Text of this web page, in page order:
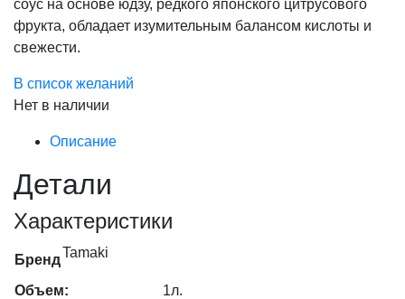
соус на основе юдзу, редкого японского цитрусового
фрукта, обладает изумительным балансом кислоты и
свежести.
В список желаний
Нет в наличии
Описание
Детали
Характеристики
БрендTamaki
Объем:
1л.